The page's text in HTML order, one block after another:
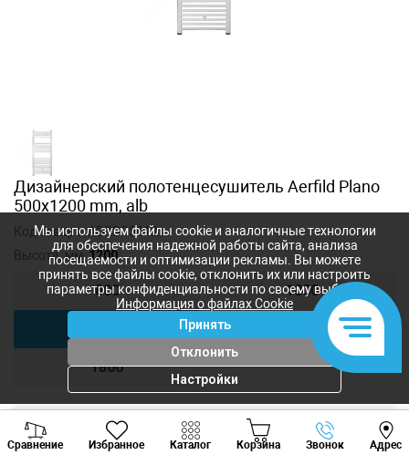
Дизайнерский полотенцесушитель Aerfild Plano
500x1200 mm, alb
Код товара:ADRBP5012
Высота, мм:1200
800 1000
1800
2 118
Сравнение Избранное Каталог Корзина Звонок Адрес
Viber Whatsapp
Мы используем файлы cookie и аналогичные технологии
для обеспечения надежной работы сайта, анализа
посещаемости и оптимизации рекламы. Вы можете
принять все файлы cookie, отклонить их или настроить
параметры конфиденциальности по своему выбору.
Информация о файлах Cookie
Принять
Отклонить
Настройки